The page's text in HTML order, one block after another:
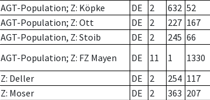
AGT-Population; Z: Köpke DE 2 632 52
AGT-Population; Z: Ott DE 2 227 167
AGT-Population, Z: Stoib DE 2 245 66
AGT-Population; Z: FZ Mayen DE 11 1 1330
Z: Deller DE 2 254 117
Z: Moser DE 2 363 207